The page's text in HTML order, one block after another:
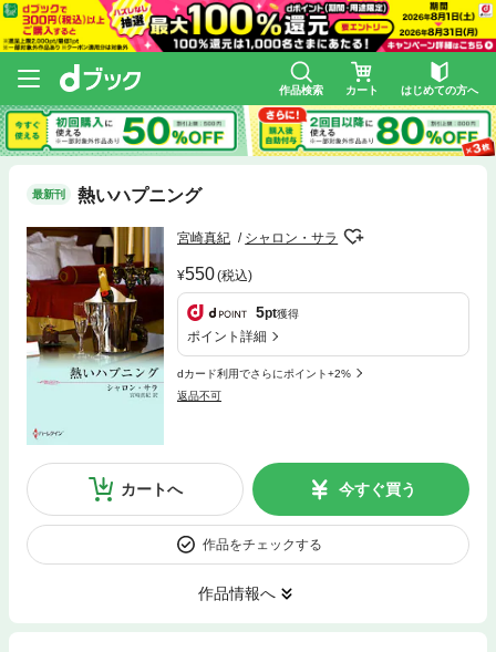
作品検索 カート はじめての方へ
最新刊 熱いハプニング
宮崎真紀 シャロン・サラ
550(税込)
5pt獲得
ポイント詳細
dカード利用でさらにポイント+2%
返品不可
カートへ 今すぐ買う
作品をチェックする
作品情報へ